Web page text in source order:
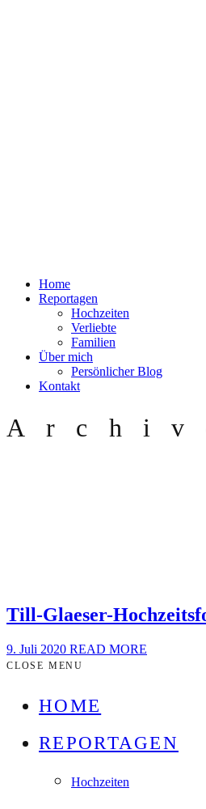
Home
Reportagen
Hochzeiten
Verliebte
Familien
Über mich
Persönlicher Blog
Kontakt
Till-Glaeser-
9. Juli 2020 READ MORE
CLOSE MENU
HOME
REPORTAGEN
Hochzeiten